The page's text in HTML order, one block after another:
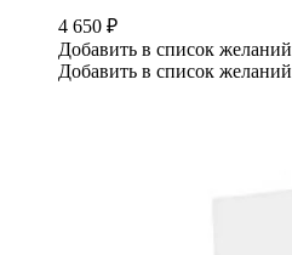
4 650 ₽
Добавить в список желаний
Добавить в список желаний